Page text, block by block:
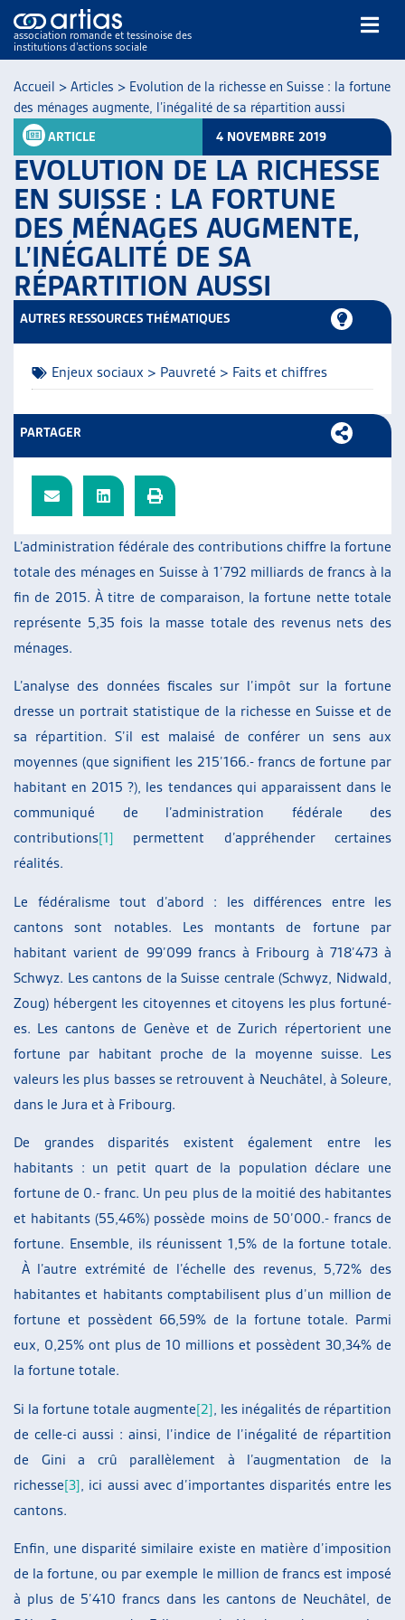
association romande et tessinoise des
institutions d’actions sociale
NOS PUBLICATIONS
ARTICLES
DOSSIERS DU MOIS
VEILLE
RESSOURCES
THÉMATIQUES
GUIDE SOCIAL ROMAND
JOURNÉES D’AUTOMNE
Accueil > Articles > Evolution de la richesse en Suisse : la fortune
des ménages augmente, l’inégalité de sa répartition aussi
ARTICLE 4 NOVEMBRE 2019
EVOLUTION DE LA RICHESSE
EN SUISSE : LA FORTUNE
DES MÉNAGES AUGMENTE,
L’INÉGALITÉ DE SA
RÉPARTITION AUSSI
L’administration fédérale des contributions chiffre la fortune
totale des ménages en Suisse à 1’792 milliards de francs à la
fin de 2015. À titre de comparaison, la fortune nette totale
représente 5,35 fois la masse totale des revenus nets des
ménages.
L’analyse des données fiscales sur l’impôt sur la fortune
dresse un portrait statistique de la richesse en Suisse et de
sa répartition. S’il est malaisé de conférer un sens aux
moyennes (que signifient les 215’166.- francs de fortune par
habitant en 2015 ?), les tendances qui apparaissent dans le
communiqué de l’administration fédérale des
contributions[1] permettent d’appréhender certaines
réalités.
Le fédéralisme tout d’abord : les différences entre les
cantons sont notables. Les montants de fortune par
habitant varient de 99’099 francs à Fribourg à 718’473 à
Schwyz. Les cantons de la Suisse centrale (Schwyz, Nidwald,
Zoug) hébergent les citoyennes et citoyens les plus fortuné-
es. Les cantons de Genève et de Zurich répertorient une
fortune par habitant proche de la moyenne suisse. Les
valeurs les plus basses se retrouvent à Neuchâtel, à Soleure,
dans le Jura et à Fribourg.
De grandes disparités existent également entre les
habitants : un petit quart de la population déclare une
fortune de 0.- franc. Un peu plus de la moitié des habitantes
et habitants (55,46%) possède moins de 50’000.- francs de
fortune. Ensemble, ils réunissent 1,5% de la fortune totale.
À l’autre extrémité de l’échelle des revenus, 5,72% des
habitantes et habitants comptabilisent plus d’un million de
fortune et possèdent 66,59% de la fortune totale. Parmi
eux, 0,25% ont plus de 10 millions et possèdent 30,34% de
la fortune totale.
Si la fortune totale augmente[2] , les inégalités de répartition
de celle-ci aussi : ainsi, l’indice de l’inégalité de répartition
de Gini a crû parallèlement à l’augmentation de la
richesse[3] , ici aussi avec d’importantes disparités entre les
cantons.
Enfin, une disparité similaire existe en matière d’imposition
de la fortune, ou par exemple le million de francs est imposé
à plus de 5’410 francs dans les cantons de Neuchâtel, de
AUTRES RESSOURCES THÉMATIQUES
Enjeux sociaux > Pauvreté > Faits et chiffres
PARTAGER